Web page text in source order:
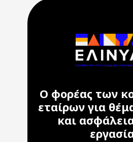
Ο φορέας των
εταίρων για
και